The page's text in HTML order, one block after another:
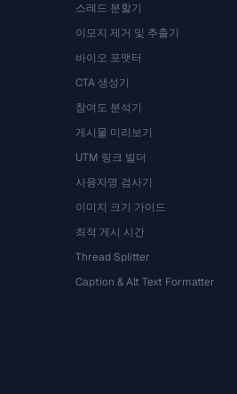
스레드 분할기
이모지 제거 및 추출기
바이오 포맷터
CTA 생성기
참여도 분석기
게시물 미리보기
UTM 링크 빌더
사용자명 검사기
이미지 크기 가이드
최적 게시 시간
Thread Splitter
Caption & Alt Text Formatter